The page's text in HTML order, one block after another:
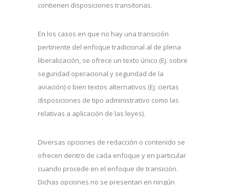
contienen disposiciones transitorias.
En los casos en que no hay una transición
pertinente del enfoque tradicional al de plena
liberalización, se ofrece un texto único (Ej. sobre
seguridad operacional y seguridad de la
aviación) o bien textos alternativos (Ej: ciertas
disposiciones de tipo administrativo como las
relativas a aplicación de las leyes).
Diversas opciones de redacción o contenido se
ofrecen dentro de cada enfoque y en particular
cuando procede en el enfoque de transición.
Dichas opciones no se presentan en ningún